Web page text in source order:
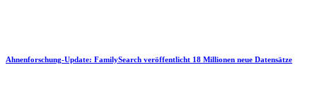
Ahnenforschung-Update: FamilySearch veröffentlicht 18 Millionen neue Datensätze